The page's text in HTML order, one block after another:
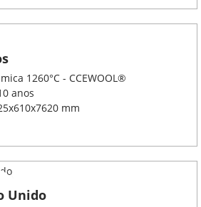
1260°C - CCEWOOL®
anos
mm
Unido